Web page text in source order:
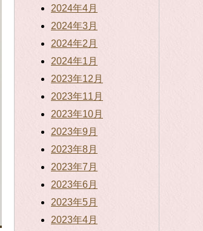
2024年4月
2024年3月
2024年2月
2024年1月
2023年12月
2023年11月
2023年10月
2023年9月
2023年8月
2023年7月
2023年6月
2023年5月
2023年4月